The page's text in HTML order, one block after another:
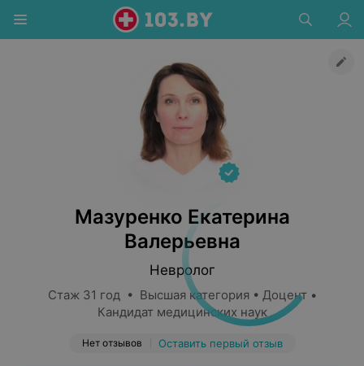
Мазуренко Екатерина
Валерьевна
Невролог
Стаж 31 год • Высшая категория • Доцент •
Кандидат медицинских наук
Нет отзывов Оставить первый отзыв